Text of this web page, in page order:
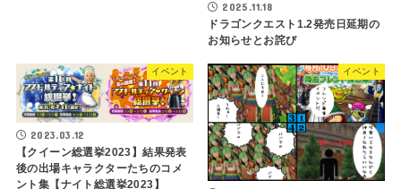
2025.11.18
ドラゴンクエスト1.2発売日延期の
お知らせとお詫び
イベント
2023.03.12
【クイーン総選挙2023】結果発表
後の出場キャラクターたちのコメ
ント集【ナイト総選挙2023】
イベント